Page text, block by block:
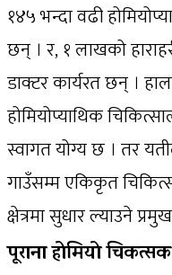
१४५ भन्दा वढी
छन् । र, १ लाखको
डाक्टर कार्यरत छन् ।
होमियोप्याथिक
स्वागत योग्य छ । तर
गाउँसम्म एकिकृत
क्षेत्रमा सुधार ल्याउने
पूराना होमियो